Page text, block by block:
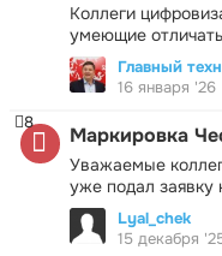
Коллеги
умеющие
Главный
16 января '26
Маркировка
Уважаемые
уже подал заявку
8
Lyal_chek
15 декабря